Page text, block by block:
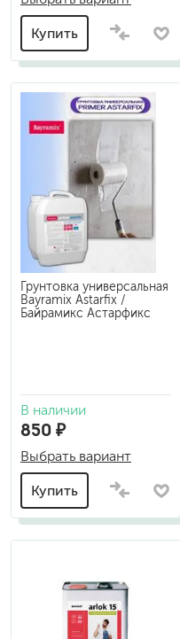
Купить
Грунтовка универсальная
Bayramix Astarfix /
Байрамикс Астарфикс
В наличии
850 ₽
Выбрать вариант
Купить